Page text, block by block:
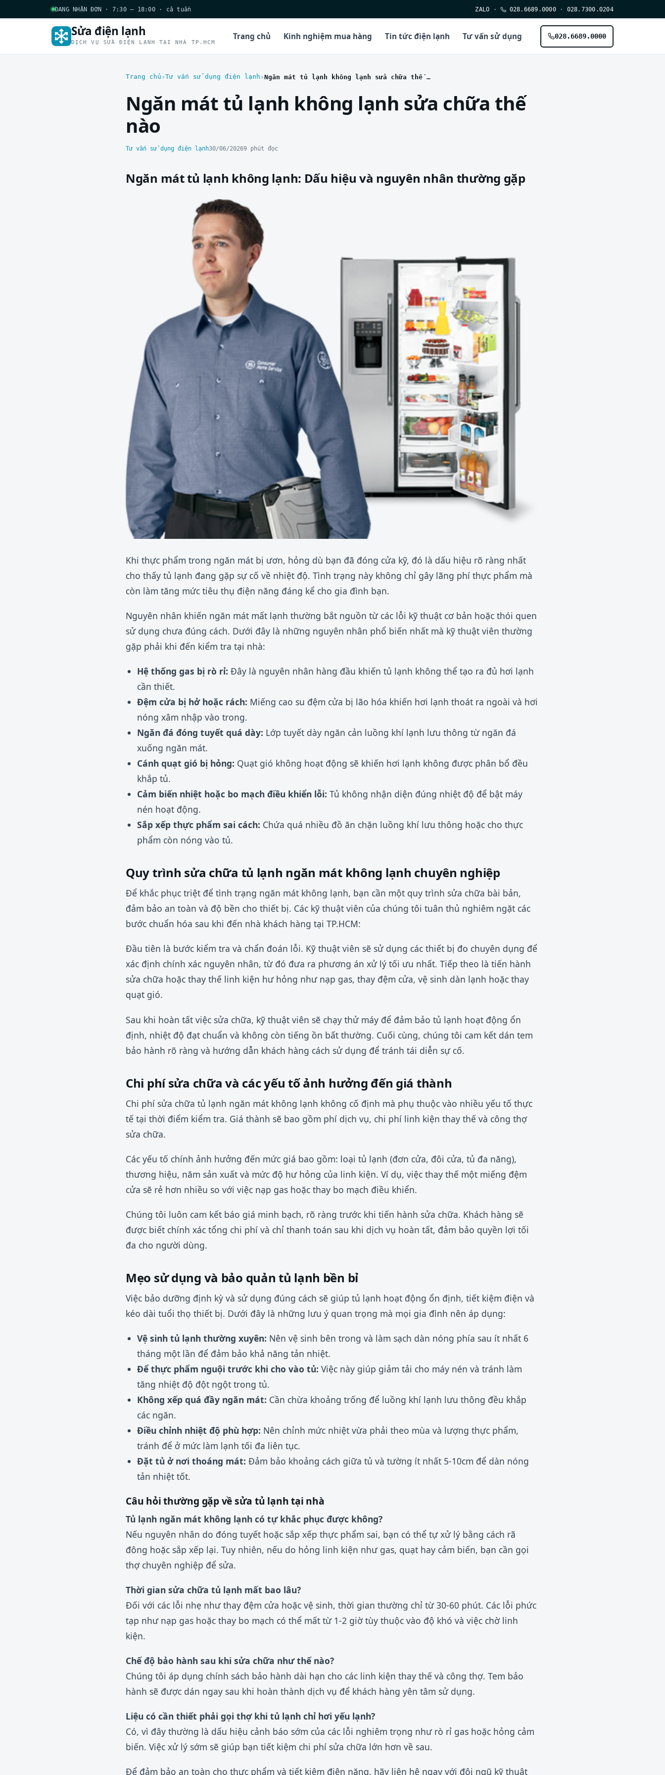
ĐANG NHẬN ĐƠN · 7:30 – 18:00 · cả tuần ZALO · 028.6689.0000 · 028.7300.0204
Sửa điện lạnh
DỊCH VỤ SỬA ĐIỆN LẠNH TẠI NHÀ TP.HCM
Trang chủ Kinh nghiệm mua hàng Tin tức điện lạnh Tư vấn sử dụng 028.6689.0000
Trang chủ Tư vấn sử dụng điện lạnh Ngăn mát tủ lạnh không lạnh sửa chữa thế nào
Ngăn mát tủ lạnh không lạnh sửa chữa thế
nào
Tư vấn sử dụng điện lạnh30/06/20269 phút đọc
Ngăn mát tủ lạnh không lạnh: Dấu hiệu và nguyên nhân thường gặp
Khi thực phẩm trong ngăn mát bị ươn, hỏng dù bạn đã đóng cửa kỹ, đó là dấu hiệu rõ ràng nhất
cho thấy tủ lạnh đang gặp sự cố về nhiệt độ. Tình trạng này không chỉ gây lãng phí thực phẩm mà
còn làm tăng mức tiêu thụ điện năng đáng kể cho gia đình bạn.
Nguyên nhân khiến ngăn mát mất lạnh thường bắt nguồn từ các lỗi kỹ thuật cơ bản hoặc thói quen
sử dụng chưa đúng cách. Dưới đây là những nguyên nhân phổ biến nhất mà kỹ thuật viên thường
gặp phải khi đến kiểm tra tại nhà:
Hệ thống gas bị rò rỉ: Đây là nguyên nhân hàng đầu khiến tủ lạnh không thể tạo ra đủ hơi lạnh
cần thiết.
Đệm cửa bị hở hoặc rách: Miếng cao su đệm cửa bị lão hóa khiến hơi lạnh thoát ra ngoài và hơi
nóng xâm nhập vào trong.
Ngăn đá đóng tuyết quá dày: Lớp tuyết dày ngăn cản luồng khí lạnh lưu thông từ ngăn đá
xuống ngăn mát.
Cánh quạt gió bị hỏng: Quạt gió không hoạt động sẽ khiến hơi lạnh không được phân bổ đều
khắp tủ.
Cảm biến nhiệt hoặc bo mạch điều khiển lỗi: Tủ không nhận diện đúng nhiệt độ để bật máy
nén hoạt động.
Sắp xếp thực phẩm sai cách: Chứa quá nhiều đồ ăn chặn luồng khí lưu thông hoặc cho thực
phẩm còn nóng vào tủ.
Quy trình sửa chữa tủ lạnh ngăn mát không lạnh chuyên nghiệp
Để khắc phục triệt để tình trạng ngăn mát không lạnh, bạn cần một quy trình sửa chữa bài bản,
đảm bảo an toàn và độ bền cho thiết bị. Các kỹ thuật viên của chúng tôi tuân thủ nghiêm ngặt các
bước chuẩn hóa sau khi đến nhà khách hàng tại TP.HCM:
Đầu tiên là bước kiểm tra và chẩn đoán lỗi. Kỹ thuật viên sẽ sử dụng các thiết bị đo chuyên dụng để
xác định chính xác nguyên nhân, từ đó đưa ra phương án xử lý tối ưu nhất. Tiếp theo là tiến hành
sửa chữa hoặc thay thế linh kiện hư hỏng như nạp gas, thay đệm cửa, vệ sinh dàn lạnh hoặc thay
quạt gió.
Sau khi hoàn tất việc sửa chữa, kỹ thuật viên sẽ chạy thử máy để đảm bảo tủ lạnh hoạt động ổn
định, nhiệt độ đạt chuẩn và không còn tiếng ồn bất thường. Cuối cùng, chúng tôi cam kết dán tem
bảo hành rõ ràng và hướng dẫn khách hàng cách sử dụng để tránh tái diễn sự cố.
Chi phí sửa chữa và các yếu tố ảnh hưởng đến giá thành
Chi phí sửa chữa tủ lạnh ngăn mát không lạnh không cố định mà phụ thuộc vào nhiều yếu tố thực
tế tại thời điểm kiểm tra. Giá thành sẽ bao gồm phí dịch vụ, chi phí linh kiện thay thế và công thợ
sửa chữa.
Các yếu tố chính ảnh hưởng đến mức giá bao gồm: loại tủ lạnh (đơn cửa, đôi cửa, tủ đa năng),
thương hiệu, năm sản xuất và mức độ hư hỏng của linh kiện. Ví dụ, việc thay thế một miếng đệm
cửa sẽ rẻ hơn nhiều so với việc nạp gas hoặc thay bo mạch điều khiển.
Chúng tôi luôn cam kết báo giá minh bạch, rõ ràng trước khi tiến hành sửa chữa. Khách hàng sẽ
được biết chính xác tổng chi phí và chỉ thanh toán sau khi dịch vụ hoàn tất, đảm bảo quyền lợi tối
đa cho người dùng.
Mẹo sử dụng và bảo quản tủ lạnh bền bỉ
Việc bảo dưỡng định kỳ và sử dụng đúng cách sẽ giúp tủ lạnh hoạt động ổn định, tiết kiệm điện và
kéo dài tuổi thọ thiết bị. Dưới đây là những lưu ý quan trọng mà mọi gia đình nên áp dụng:
Vệ sinh tủ lạnh thường xuyên: Nên vệ sinh bên trong và làm sạch dàn nóng phía sau ít nhất 6
tháng một lần để đảm bảo khả năng tản nhiệt.
Để thực phẩm nguội trước khi cho vào tủ: Việc này giúp giảm tải cho máy nén và tránh làm
tăng nhiệt độ đột ngột trong tủ.
Không xếp quá đầy ngăn mát: Cần chừa khoảng trống để luồng khí lạnh lưu thông đều khắp
các ngăn.
Điều chỉnh nhiệt độ phù hợp: Nên chỉnh mức nhiệt vừa phải theo mùa và lượng thực phẩm,
tránh để ở mức làm lạnh tối đa liên tục.
Đặt tủ ở nơi thoáng mát: Đảm bảo khoảng cách giữa tủ và tường ít nhất 5-10cm để dàn nóng
tản nhiệt tốt.
Câu hỏi thường gặp về sửa tủ lạnh tại nhà
Tủ lạnh ngăn mát không lạnh có tự khắc phục được không?
Nếu nguyên nhân do đóng tuyết hoặc sắp xếp thực phẩm sai, bạn có thể tự xử lý bằng cách rã
đông hoặc sắp xếp lại. Tuy nhiên, nếu do hỏng linh kiện như gas, quạt hay cảm biến, bạn cần gọi
thợ chuyên nghiệp để sửa.
Thời gian sửa chữa tủ lạnh mất bao lâu?
Đối với các lỗi nhẹ như thay đệm cửa hoặc vệ sinh, thời gian thường chỉ từ 30-60 phút. Các lỗi phức
tạp như nạp gas hoặc thay bo mạch có thể mất từ 1-2 giờ tùy thuộc vào độ khó và việc chờ linh
kiện.
Chế độ bảo hành sau khi sửa chữa như thế nào?
Chúng tôi áp dụng chính sách bảo hành dài hạn cho các linh kiện thay thế và công thợ. Tem bảo
hành sẽ được dán ngay sau khi hoàn thành dịch vụ để khách hàng yên tâm sử dụng.
Liệu có cần thiết phải gọi thợ khi tủ lạnh chỉ hơi yếu lạnh?
Có, vì đây thường là dấu hiệu cảnh báo sớm của các lỗi nghiêm trọng như rò rỉ gas hoặc hỏng cảm
biến. Việc xử lý sớm sẽ giúp bạn tiết kiệm chi phí sửa chữa lớn hơn về sau.
Để đảm bảo an toàn cho thực phẩm và tiết kiệm điện năng, hãy liên hệ ngay với đội ngũ kỹ thuật